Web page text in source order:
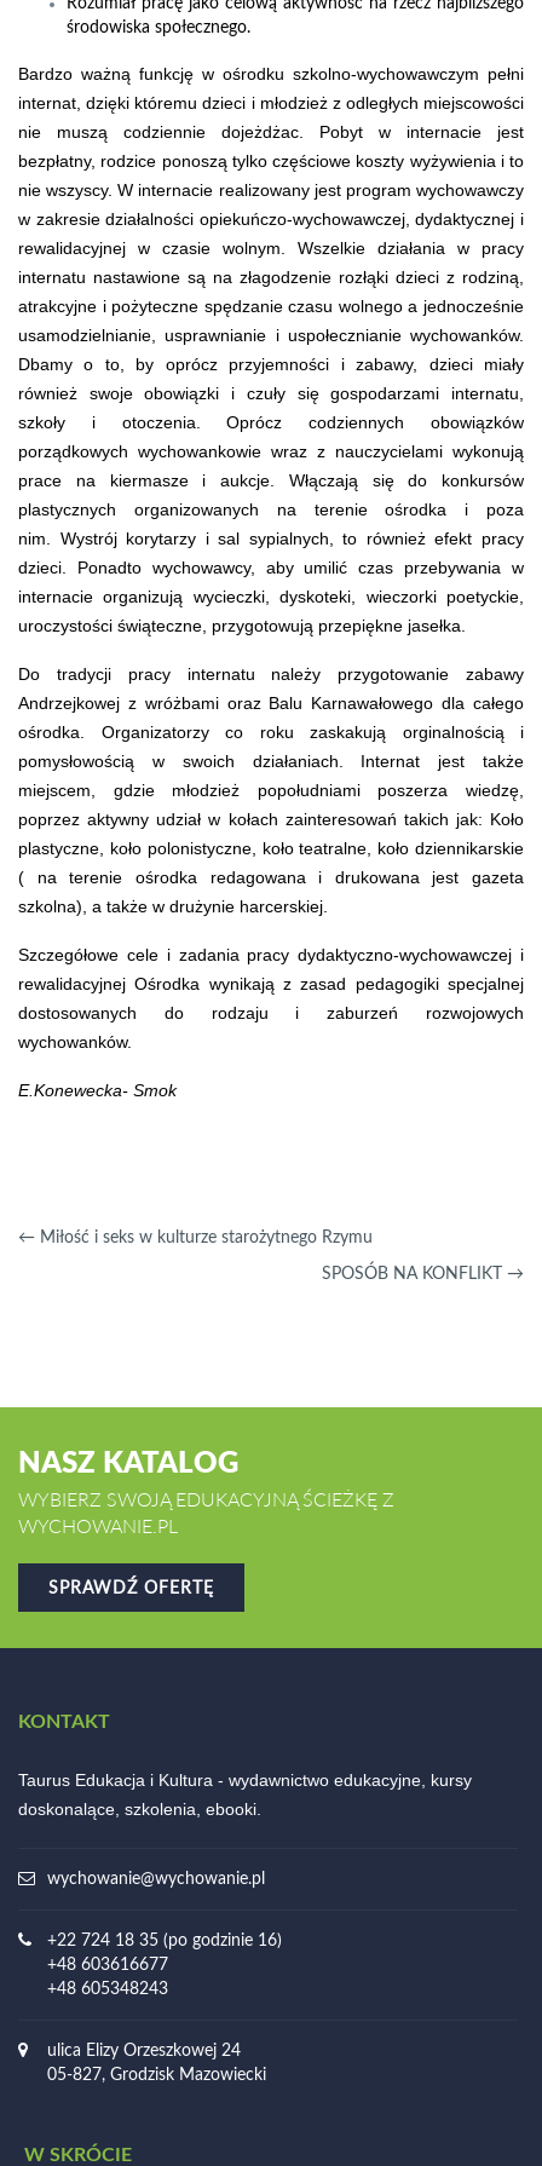
środowiska społecznego.
Bardzo ważną funkcję w ośrodku szkolno-wychowawczym pełni
internat, dzięki któremu dzieci i młodzież z odległych miejscowości
nie muszą codziennie dojeżdżac. Pobyt w internacie jest
bezpłatny, rodzice ponoszą tylko częściowe koszty wyżywienia i to
nie wszyscy. W internacie realizowany jest program wychowawczy
w zakresie działalności opiekuńczo-wychowawczej, dydaktycznej i
rewalidacyjnej w czasie wolnym. Wszelkie działania w pracy
internatu nastawione są na złagodzenie rozłąki dzieci z rodziną,
atrakcyjne i pożyteczne spędzanie czasu wolnego a jednocześnie
usamodzielnianie, usprawnianie i uspołecznianie wychowanków.
Dbamy o to, by oprócz przyjemności i zabawy, dzieci miały
również swoje obowiązki i czuły się gospodarzami internatu,
szkoły i otoczenia. Oprócz codziennych obowiązków
porządkowych wychowankowie wraz z nauczycielami wykonują
prace na kiermasze i aukcje. Włączają się do konkursów
plastycznych organizowanych na terenie ośrodka i poza
nim. Wystrój korytarzy i sal sypialnych, to również efekt pracy
dzieci. Ponadto wychowawcy, aby umilić czas przebywania w
internacie organizują wycieczki, dyskoteki, wieczorki poetyckie,
uroczystości świąteczne, przygotowują przepiękne jasełka.
Do tradycji pracy internatu należy przygotowanie zabawy
Andrzejkowej z wróżbami oraz Balu Karnawałowego dla całego
ośrodka. Organizatorzy co roku zaskakują orginalnością i
pomysłowością w swoich działaniach. Internat jest także
miejscem, gdzie młodzież popołudniami poszerza wiedzę,
poprzez aktywny udział w kołach zainteresowań takich jak: Koło
plastyczne, koło polonistyczne, koło teatralne, koło dziennikarskie
( na terenie ośrodka redagowana i drukowana jest gazeta
szkolna), a także w drużynie harcerskiej.
Szczegółowe cele i zadania pracy dydaktyczno-wychowawczej i
rewalidacyjnej Ośrodka wynikają z zasad pedagogiki specjalnej
dostosowanych do rodzaju i zaburzeń rozwojowych
wychowanków.
E.Konewecka- Smok
← Miłość i seks w kulturze starożytnego Rzymu
SPOSÓB NA KONFLIKT →
NASZ KATALOG
WYBIERZ SWOJĄ EDUKACYJNĄ ŚCIEŻKĘ Z
WYCHOWANIE.PL
SPRAWDŹ OFERTĘ
KONTAKT
Taurus Edukacja i Kultura - wydawnictwo edukacyjne, kursy
doskonalące, szkolenia, ebooki.
wychowanie@wychowanie.pl
+22 724 18 35 (po godzinie 16)
+48 603616677
+48 605348243
ulica Elizy Orzeszkowej 24
05-827, Grodzisk Mazowiecki
W SKRÓCIE